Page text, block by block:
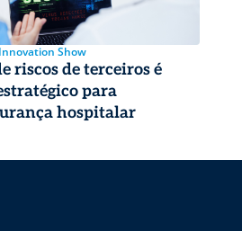
Show
riscos de terceiros é
para
hospitalar